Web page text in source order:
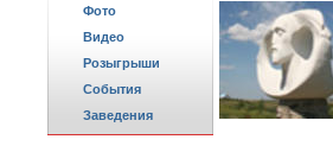
Фото
Видео
Розыгрыши
События
Заведения